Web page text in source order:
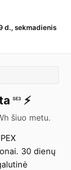
d., sekmadienis
SE3 ⚡️
šiuo metu.
30 dienų